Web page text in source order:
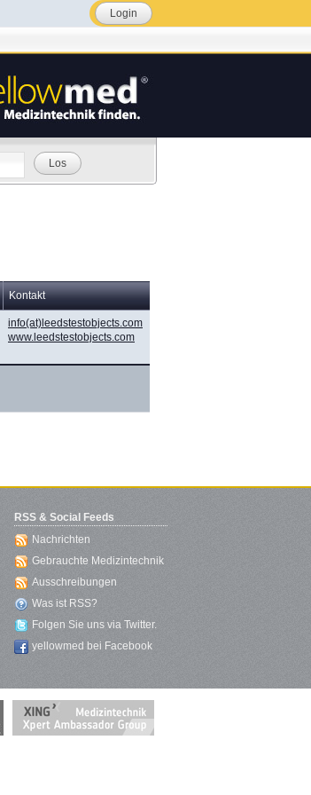
Login
Los
Kontakt
info(at)leedstestobjects.com
www.leedstestobjects.com
RSS & Social Feeds
Nachrichten
Gebrauchte Medizintechnik
Ausschreibungen
Was ist RSS?
Folgen Sie uns via Twitter.
yellowmed bei Facebook